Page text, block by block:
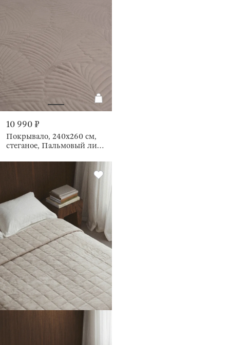
10 990 ₽
Покрывало, 240х260 см,
стеганое, Пальмовый лист,